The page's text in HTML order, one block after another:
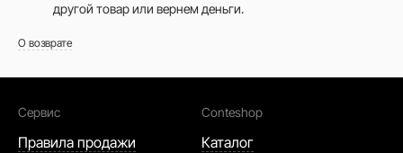
другой товар или вернем деньги.
О возврате
Сервис
Правила продажи
Conteshop
Каталог